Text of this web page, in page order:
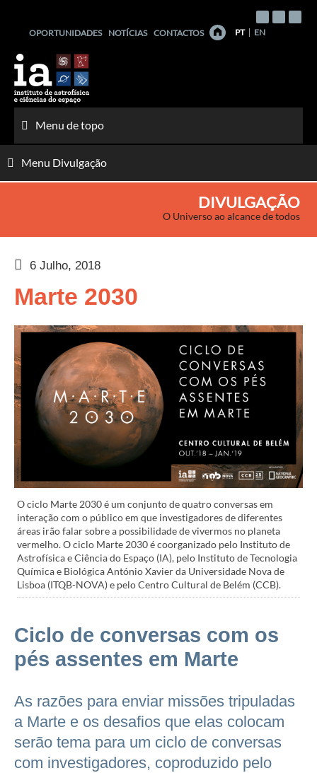
conteúdo
OPORTUNIDADES NOTÍCIAS CONTACTOS PT EN
Menu de topo
Menu Divulgação
DIVULGAÇÃO
O Universo ao alcance de todos
6 Julho, 2018
Marte 2030
O ciclo Marte 2030 é um conjunto de quatro conversas em
interação com o público em que investigadores de diferentes
áreas irão falar sobre a possibilidade de vivermos no planeta
vermelho. O ciclo Marte 2030 é coorganizado pelo Instituto de
Astrofísica e Ciência do Espaço (IA), pelo Instituto de Tecnologia
Química e Biológica António Xavier da Universidade Nova de
Lisboa (ITQB-NOVA) e pelo Centro Cultural de Belém (CCB).
Ciclo de conversas com os
pés assentes em Marte
As razões para enviar missões tripuladas
a Marte e os desafios que elas colocam
serão tema para um ciclo de conversas
com investigadores, coproduzido pelo